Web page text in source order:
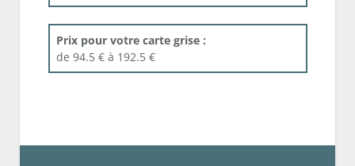
Prix pour votre carte grise :
de 94.5 € à 192.5 €